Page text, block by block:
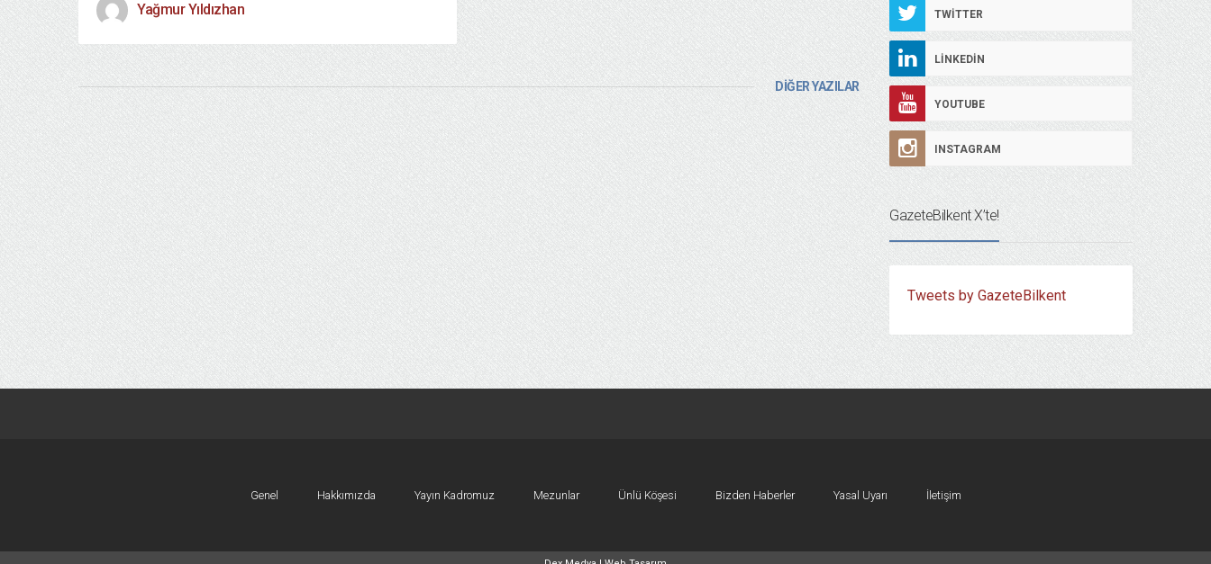
Yağmur Yıldızhan
DİĞER YAZILAR
TWITTER
LINKEDIN
YOUTUBE
INSTAGRAM
GazeteBilkent X’te!
Tweets by GazeteBilkent
Genel Hakkımızda Yayın Kadromuz Mezunlar Ünlü Köşesi Bizden Haberler Yasal Uyarı İletişim